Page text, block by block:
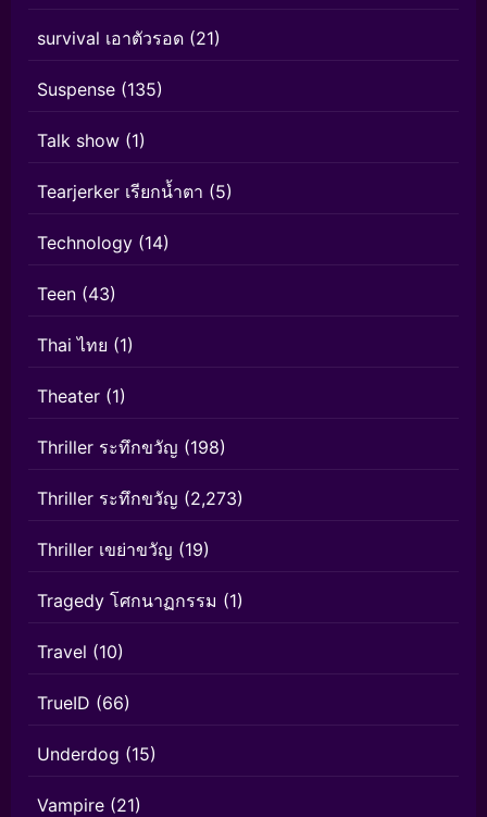
survival เอาตัวรอด (21)
Suspense (135)
Talk show (1)
Tearjerker เรียกน้ำตา (5)
Technology (14)
Teen (43)
Thai ไทย (1)
Theater (1)
Thriller ระทึกขวัญ (198)
Thriller ระทึกขวัญ (2,273)
Thriller เขย่าขวัญ (19)
Tragedy โศกนาฏกรรม (1)
Travel (10)
TrueID (66)
Underdog (15)
Vampire (21)